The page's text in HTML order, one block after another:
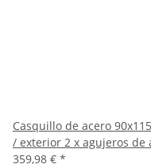
Casquillo de acero
/ exterior 2 x agujeros de
359,98 € *